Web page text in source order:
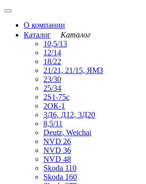
О компании
Каталог
Каталог
10,5/13
12/14
18/22
21/21, 21/15, ЯМЗ
23/30
25/34
2S1-75с
2ОК-1
3Д6, Д12, 3Д20
8,5/11
Deutz, Weichai
NVD 26
NVD 36
NVD 48
Skoda 110
Skoda 160